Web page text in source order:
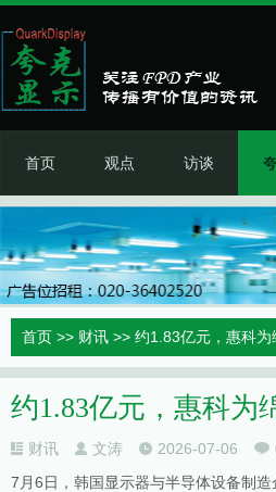
首页 观点 访谈
首页 >> 财讯 >> 约1.83亿元，惠科
约1.83亿元，惠科为
财讯 文涛 2026-07-06
7月6日，韩国显示器与半导体设备制